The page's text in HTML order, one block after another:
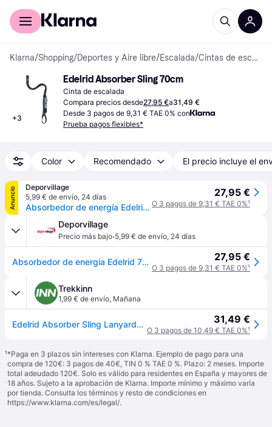
Comprar con Klarna
Klarna/Shopping/Deportes y Aire libre/Escalada/ Cintas de escalada
+3
Edelrid Absorber Sling 70cm
Cinta de escalada
Compara precios desde27,95 €a31,49 €
Desde 3 pagos de 9,31 € TAE 0% con
Prueba pagos flexibles*
Color Recomendado El precio incluye el
Anuncio
Deporvillage
5,99 € de envío, 24 días
Absorbedor de energía Edelrid 70 cm negro - Black
27,95 €
O 3 pagos de 9,31 € TAE 0%¹
Deporvillage
Precio más bajo·5,99 € de envío, 24 días
Absorbedor de energía Edelrid 70 cm negro - Black 27,95 €
O 3 pagos de 9,31 € TAE 0%¹
Trekkinn
1,99 € de envío, Mañana
Edelrid Absorber Sling Lanyards&energy Absorbers Negro 70 cm 31,49 €
O 3 pagos de 10,49 € TAE 0%¹
¹*Paga en 3 plazos sin intereses con Klarna. Ejemplo de pago para una
compra de 120€: 3 pagos de 40€, TIN 0 % TAE 0 %. Plazo: 2 meses. Importe
total adeudado 120€. Solo es válido para residentes en España y mayores de
18 años. Sujeto a la aprobación de Klarna. Importe mínimo y máximo varía
por tienda. Consulta los términos y resto de condiciones en
https://www.klarna.com/es/legal/.